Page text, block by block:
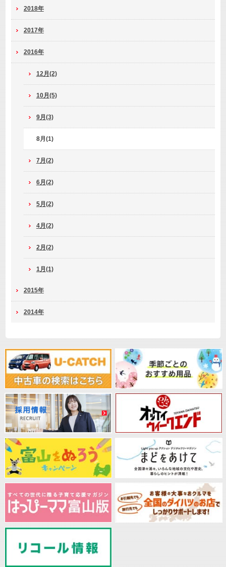
2018年
2017年
2016年
12月(2)
10月(5)
9月(3)
8月(1)
7月(2)
6月(2)
5月(2)
4月(2)
2月(2)
1月(1)
2015年
2014年